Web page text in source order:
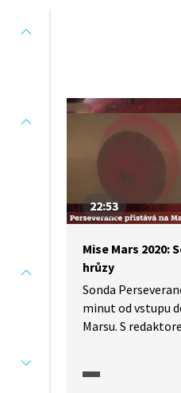
22:53
Mise Mars 2020:
hrůzy
Sonda
minut od vstupu
Marsu. S
Petrem Brožem a